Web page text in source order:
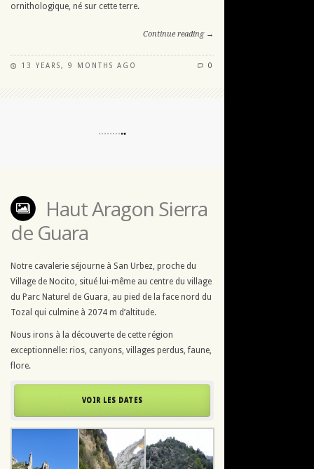
ornithologique, né sur cette terre.
Continue reading →
13 YEARS, 9 MONTHS AGO 0
Haut Aragon Sierra
de Guara
Notre cavalerie séjourne à San Urbez, proche du
Village de Nocito, situé lui-même au centre du village
du Parc Naturel de Guara, au pied de la face nord du
Tozal qui culmine à 2074 m d’altitude.
Nous irons à la découverte de cette région
exceptionnelle: rios, canyons, villages perdus, faune,
flore.
VOIR LES DATES